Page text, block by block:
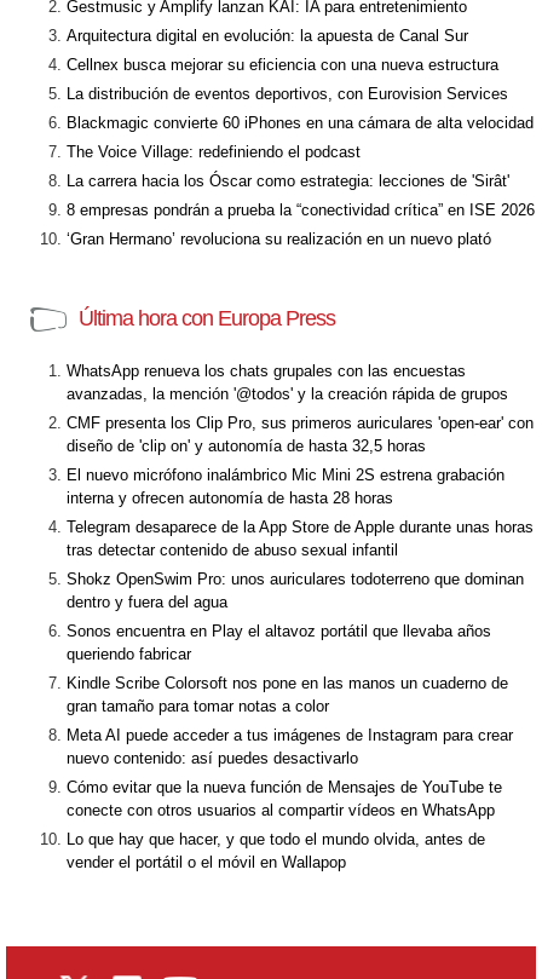
Gestmusic y Amplify lanzan KAI: IA para entretenimiento
Arquitectura digital en evolución: la apuesta de Canal Sur
Cellnex busca mejorar su eficiencia con una nueva estructura
La distribución de eventos deportivos, con Eurovision Services
Blackmagic convierte 60 iPhones en una cámara de alta velocidad
The Voice Village: redefiniendo el podcast
La carrera hacia los Óscar como estrategia: lecciones de 'Sirât'
8 empresas pondrán a prueba la “conectividad crítica” en ISE 2026
‘Gran Hermano’ revoluciona su realización en un nuevo plató
Última hora con Europa Press
WhatsApp renueva los chats grupales con las encuestas
avanzadas, la mención '@todos' y la creación rápida de grupos
CMF presenta los Clip Pro, sus primeros auriculares 'open-ear' con
diseño de 'clip on' y autonomía de hasta 32,5 horas
El nuevo micrófono inalámbrico Mic Mini 2S estrena grabación
interna y ofrecen autonomía de hasta 28 horas
Telegram desaparece de la App Store de Apple durante unas horas
tras detectar contenido de abuso sexual infantil
Shokz OpenSwim Pro: unos auriculares todoterreno que dominan
dentro y fuera del agua
Sonos encuentra en Play el altavoz portátil que llevaba años
queriendo fabricar
Kindle Scribe Colorsoft nos pone en las manos un cuaderno de
gran tamaño para tomar notas a color
Meta AI puede acceder a tus imágenes de Instagram para crear
nuevo contenido: así puedes desactivarlo
Cómo evitar que la nueva función de Mensajes de YouTube te
conecte con otros usuarios al compartir vídeos en WhatsApp
Lo que hay que hacer, y que todo el mundo olvida, antes de
vender el portátil o el móvil en Wallapop